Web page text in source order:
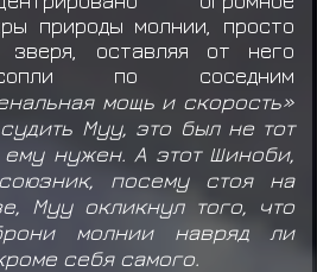
природы молнии, просто
зверя, оставляя от него
по соседним
мощь и скорость»
Муу, это был не тот
нужен. А этот Шиноби,
посему стоя на
Муу окликнул того, что
молнии навряд ли
себя самого.